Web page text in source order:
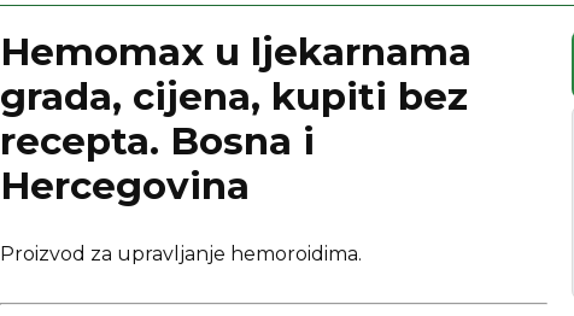
Hemomax u ljekarnama
grada, cijena, kupiti bez
recepta. Bosna i
Hercegovina
Proizvod za upravljanje hemoroidima.